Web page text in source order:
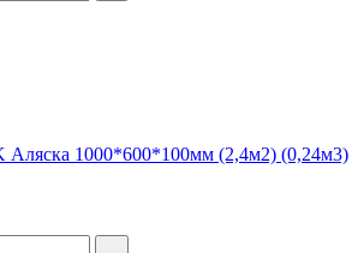
Аляска 1000*600*100мм (2,4м2) (0,24м3)